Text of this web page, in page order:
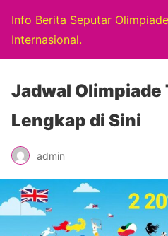
Info Berita Seputar
Internasional.
Jadwal Olimpiade
Lengkap di Sini
admin